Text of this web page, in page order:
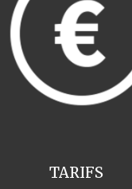
TARIFS